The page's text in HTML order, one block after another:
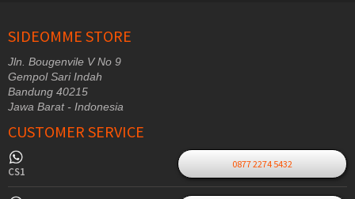
SIDEOMME STORE
Jln. Bougenvile V No 9
Gempol Sari Indah
Bandung 40215
Jawa Barat - Indonesia
CUSTOMER SERVICE
CS1
0877 2274 5432